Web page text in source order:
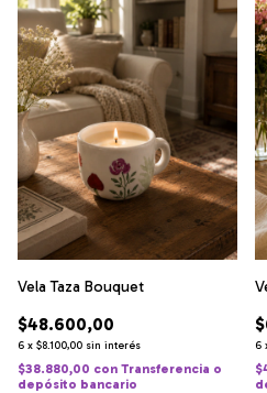
Vela Taza Bouquet
$48.600,00
6 x $8.100,00 sin interés
$38.880,00 con Transferencia o
depósito bancario
6